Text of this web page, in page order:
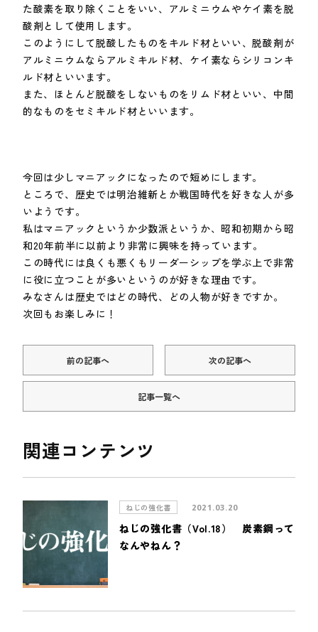
た酸素を取り除くことをいい、アルミニウムやケイ素を脱
酸剤として使用します。
このようにして脱酸したものをキルド材といい、脱酸剤が
アルミニウムならアルミキルド材、ケイ素ならシリコンキ
ルド材といいます。
また、ほとんど脱酸をしないものをリムド材といい、中間
的なものをセミキルド材といいます。
今回は少しマニアックになったので短めにします。
ところで、歴史では明治維新とか戦国時代を好きな人が多
いようです。
私はマニアックというか少数派というか、昭和初期から昭
和20年前半に以前より非常に興味を持っています。
この時代には良くも悪くもリーダーシップを学ぶ上で非常
に役に立つことが多いというのが好きな理由です。
みなさんは歴史ではどの時代、どの人物が好きですか。
次回もお楽しみに！
前の記事へ
記事一覧へ
次の記事へ
関連コンテンツ
ねじの強化書 2021.03.20
ねじの強化書（Vol.18） 炭素鋼って
なんやねん？